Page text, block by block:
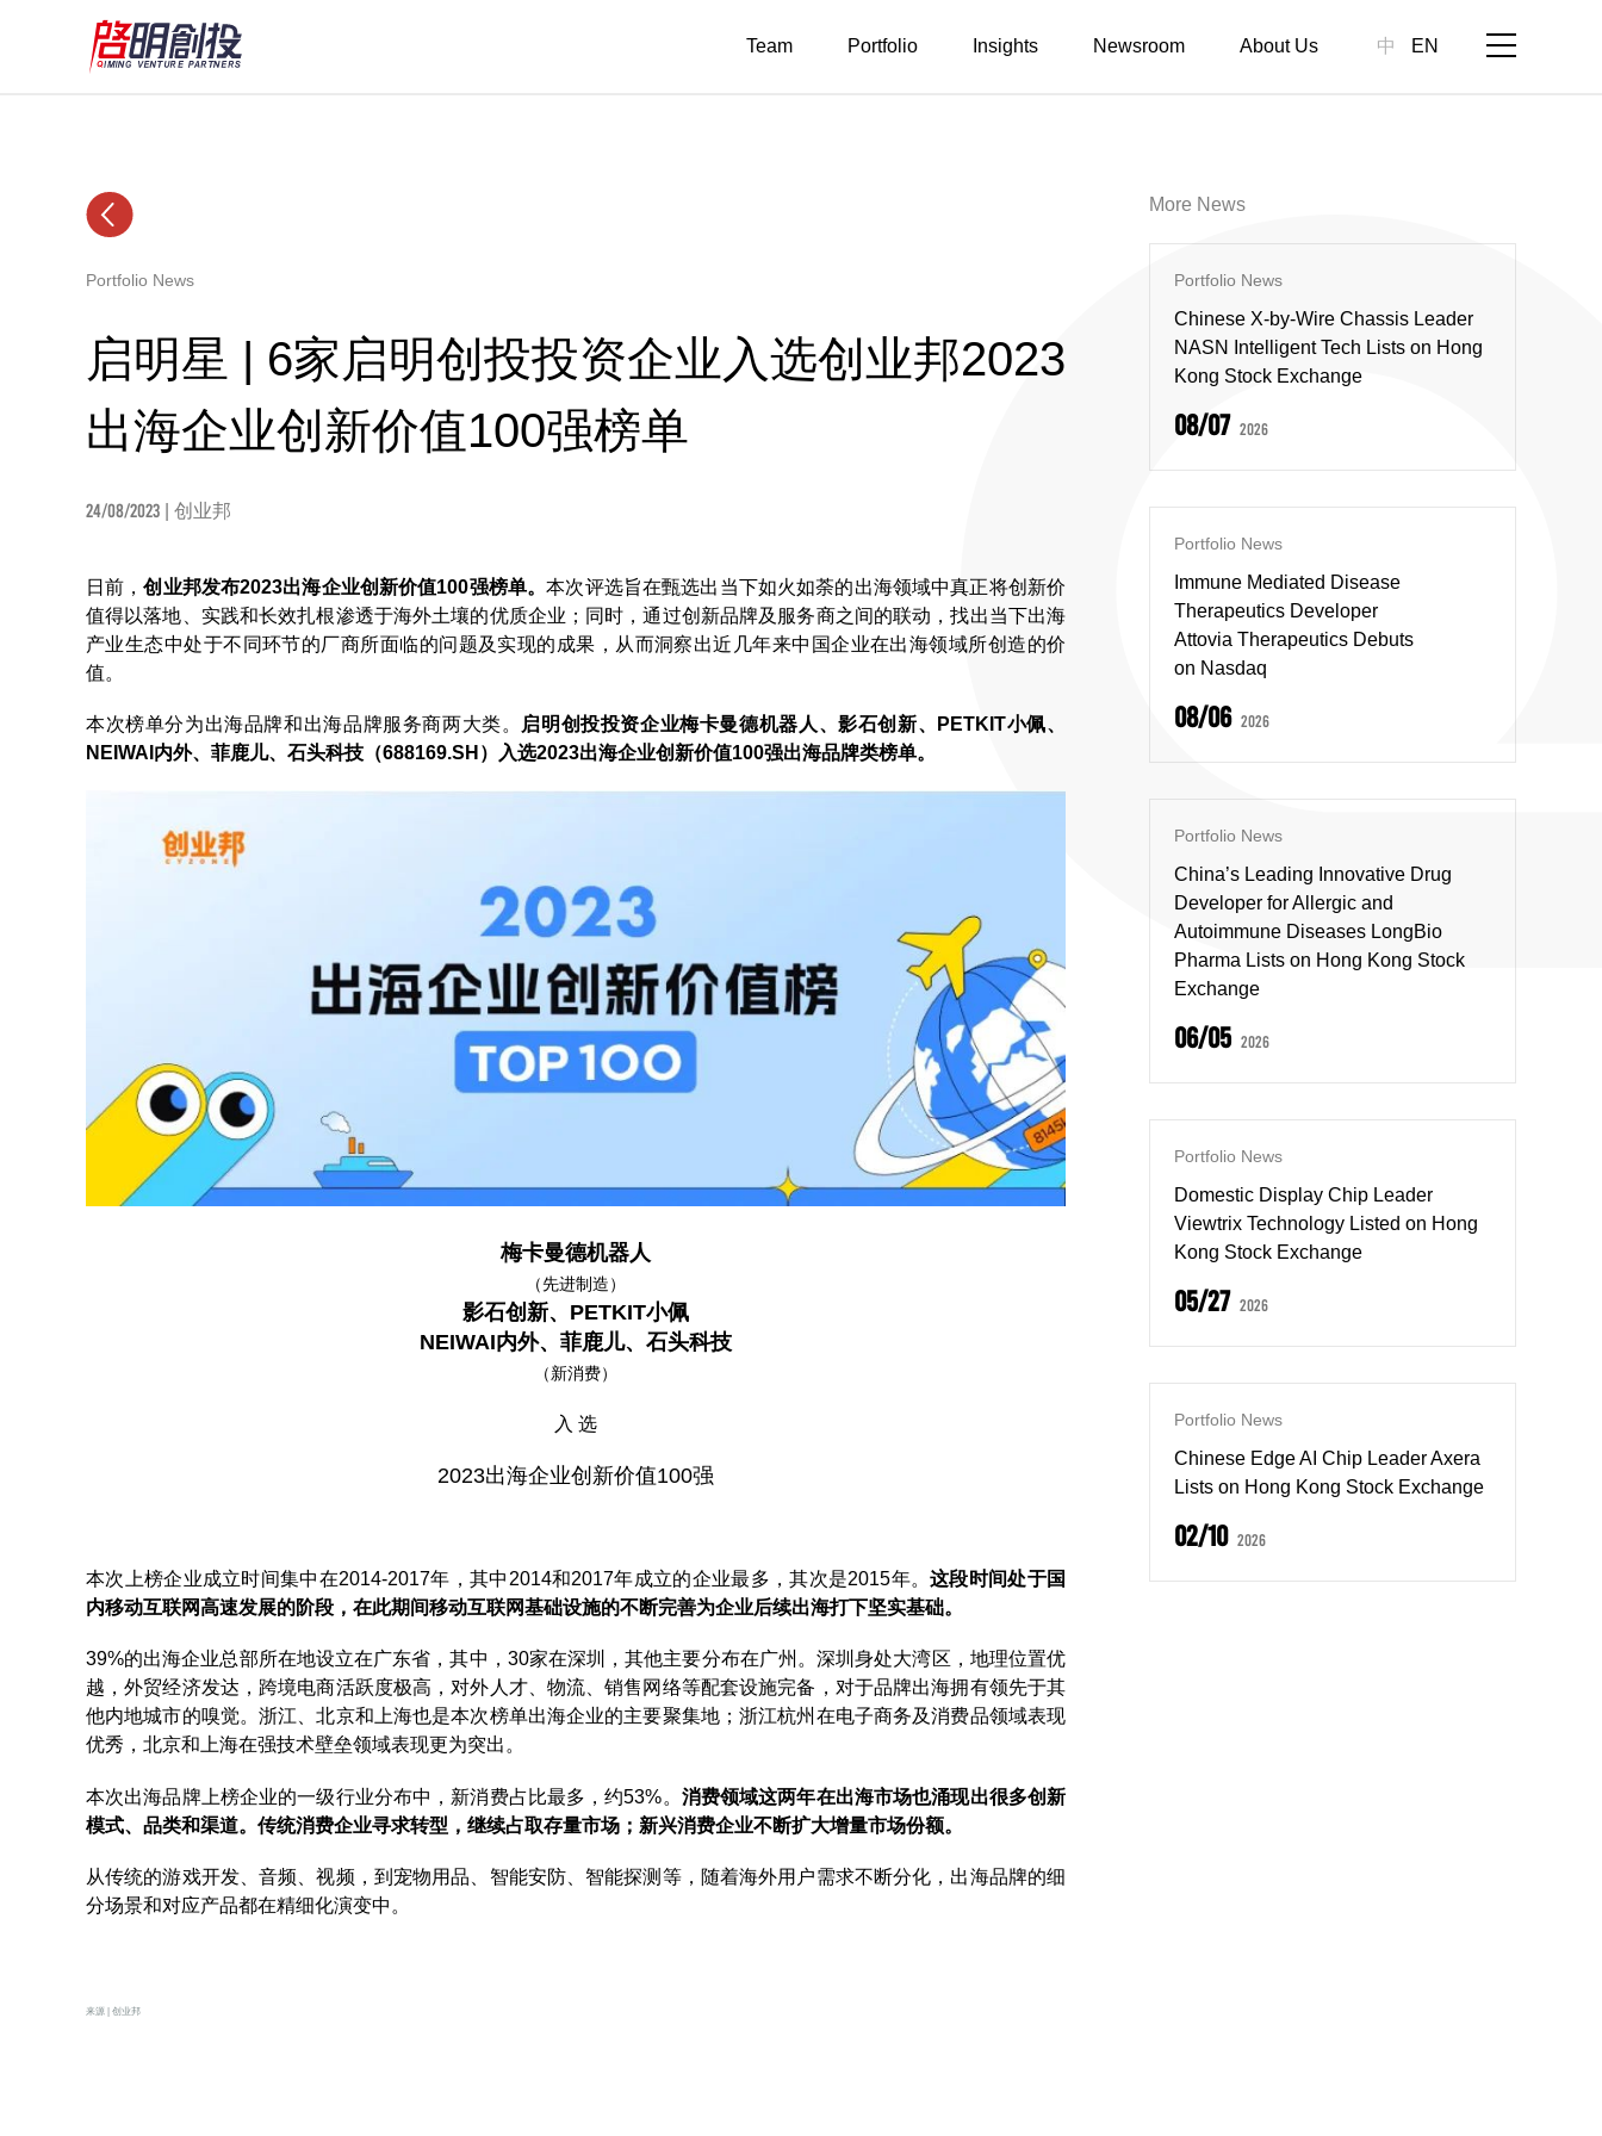
中 EN
Team Portfolio Insights Newsroom About Us
Portfolio News
启明星 | 6家启明创投投资企业入选创业邦2023
出海企业创新价值100强榜单
24/08/2023 | 创业邦
日前，创业邦发布2023出海企业创新价值100强榜单。本次评选旨在甄选出当下如火如荼的出海领域中真正将创新价
值得以落地、实践和长效扎根渗透于海外土壤的优质企业；同时，通过创新品牌及服务商之间的联动，找出当下出海
产业生态中处于不同环节的厂商所面临的问题及实现的成果，从而洞察出近几年来中国企业在出海领域所创造的价
值。
本次榜单分为出海品牌和出海品牌服务商两大类。 启明创投投资企业梅卡曼德机器人、影石创新、PETKIT小佩、
NEIWAI内外、菲鹿儿、石头科技（688169.SH）入选2023出海企业创新价值100强出海品牌类榜单。
梅卡曼德机器人
（先进制造）
影石创新、PETKIT小佩
NEIWAI内外、菲鹿儿、石头科技
（新消费）
入 选
2023出海企业创新价值100强
本次上榜企业成立时间集中在2014-2017年，其中2014和2017年成立的企业最多，其次是2015年。这段时间处于国
内移动互联网高速发展的阶段，在此期间移动互联网基础设施的不断完善为企业后续出海打下坚实基础。
39%的出海企业总部所在地设立在广东省，其中，30家在深圳，其他主要分布在广州。深圳身处大湾区，地理位置优
越，外贸经济发达，跨境电商活跃度极高，对外人才、物流、销售网络等配套设施完备，对于品牌出海拥有领先于其
他内地城市的嗅觉。浙江、北京和上海也是本次榜单出海企业的主要聚集地；浙江杭州在电子商务及消费品领域表现
优秀，北京和上海在强技术壁垒领域表现更为突出。
本次出海品牌上榜企业的一级行业分布中，新消费占比最多，约53%。 消费领域这两年在出海市场也涌现出很多创新
模式、品类和渠道。传统消费企业寻求转型，继续占取存量市场；新兴消费企业不断扩大增量市场份额。
从传统的游戏开发、音频、视频，到宠物用品、智能安防、智能探测等，随着海外用户需求不断分化，出海品牌的细
分场景和对应产品都在精细化演变中。
来源 | 创业邦
More News
Portfolio News
Chinese X-by-Wire Chassis Leader
NASN Intelligent Tech Lists on Hong
Kong Stock Exchange
08/07 2026
Portfolio News
Immune Mediated Disease
Therapeutics Developer
Attovia Therapeutics Debuts
on Nasdaq
08/06 2026
Portfolio News
China’s Leading Innovative Drug
Developer for Allergic and
Autoimmune Diseases LongBio
Pharma Lists on Hong Kong Stock
Exchange
06/05 2026
Portfolio News
Domestic Display Chip Leader
Viewtrix Technology Listed on Hong
Kong Stock Exchange
05/27 2026
Portfolio News
Chinese Edge AI Chip Leader Axera
Lists on Hong Kong Stock Exchange
02/10 2026